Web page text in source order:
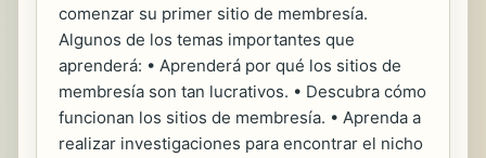
comenzar su primer sitio de membresía.
Algunos de los temas importantes que
aprenderá: • Aprenderá por qué los sitios de
membresía son tan lucrativos. • Descubra cómo
funcionan los sitios de membresía. • Aprenda a
realizar investigaciones para encontrar el nicho